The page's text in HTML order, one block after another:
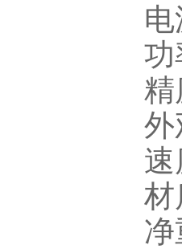
功
精
外
材